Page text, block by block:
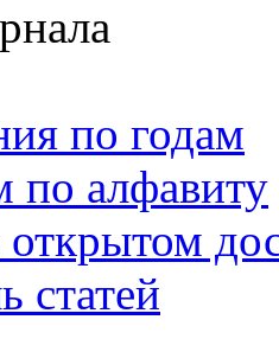
по годам
по алфавиту
открытом
статей